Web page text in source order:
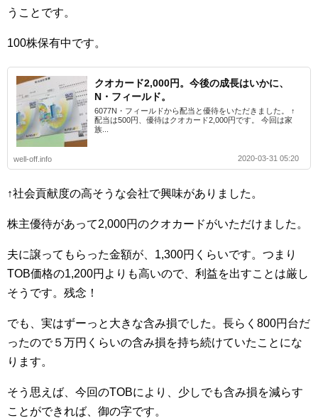
うことです。
100株保有中です。
クオカード2,000円。今後の成長はいかに、
N・フィールド。
6077N・フィールドから配当と優待をいただきました。 ↑
配当は500円、優待はクオカード2,000円です。 今回は家
族...
well-off.info 2020-03-31 05:20
↑社会貢献度の高そうな会社で興味がありました。
株主優待があって2,000円のクオカードがいただけました。
夫に譲ってもらった金額が、1,300円くらいです。つまり
TOB価格の1,200円よりも高いので、利益を出すことは厳し
そうです。残念！
でも、実はずーっと大きな含み損でした。長らく800円台だ
ったので５万円くらいの含み損を持ち続けていたことにな
ります。
そう思えば、今回のTOBにより、少しでも含み損を減らす
ことができれば、御の字です。